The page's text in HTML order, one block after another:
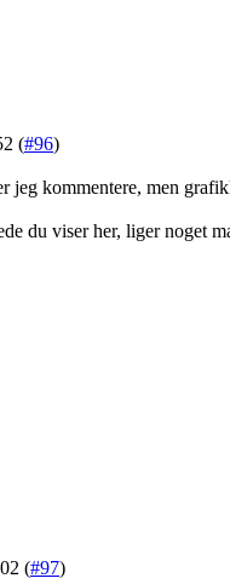
(#96)
jeg kommentere, men
du viser her, liger noget
(#97)